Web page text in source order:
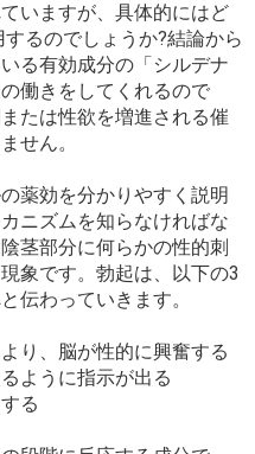
いますが、具体的にはど
るのでしょうか?結論から
る有効成分の「シルデナ
働きをしてくれるので
たは性欲を増進される催
せん。
薬効を分かりやすく説明
ニズムを知らなければな
茎部分に何らかの性的刺
象です。勃起は、以下の3
伝わっていきます。
り、脳が性的に興奮する
ように指示が出る
る